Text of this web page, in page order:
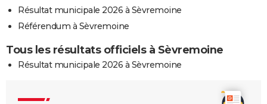
Résultat municipale 2026 à Sèvremoine
Référendum à Sèvremoine
Tous les résultats officiels à Sèvremoine
Résultat municipale 2026 à Sèvremoine